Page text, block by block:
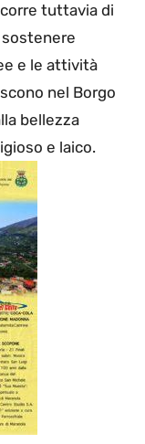
tuttavia di
e le attività
nel Borgo
bellezza
e laico.